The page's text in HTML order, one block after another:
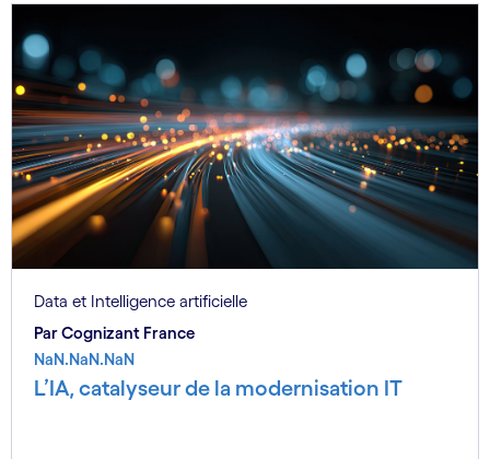
Data et Intelligence artificielle
Par Cognizant France
NaN.NaN.NaN
L’IA, catalyseur de la modernisation IT